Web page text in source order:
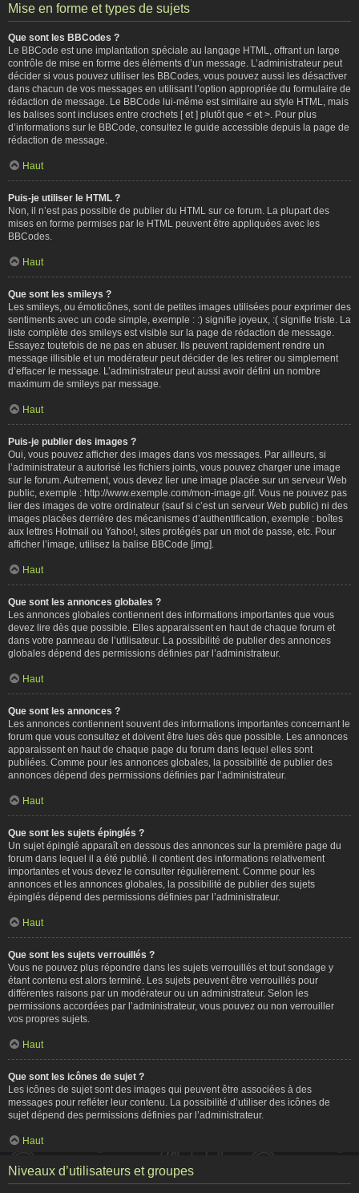
Mise en forme et types de sujets
Que sont les BBCodes ?
Le BBCode est une implantation spéciale au langage HTML, offrant un large
contrôle de mise en forme des éléments d’un message. L’administrateur peut
décider si vous pouvez utiliser les BBCodes, vous pouvez aussi les désactiver
dans chacun de vos messages en utilisant l’option appropriée du formulaire de
rédaction de message. Le BBCode lui-même est similaire au style HTML, mais
les balises sont incluses entre crochets [ et ] plutôt que < et >. Pour plus
d’informations sur le BBCode, consultez le guide accessible depuis la page de
rédaction de message.
Haut
Puis-je utiliser le HTML ?
Non, il n’est pas possible de publier du HTML sur ce forum. La plupart des
mises en forme permises par le HTML peuvent être appliquées avec les
BBCodes.
Haut
Que sont les smileys ?
Les smileys, ou émoticônes, sont de petites images utilisées pour exprimer des
sentiments avec un code simple, exemple : :) signifie joyeux, :( signifie triste. La
liste complète des smileys est visible sur la page de rédaction de message.
Essayez toutefois de ne pas en abuser. Ils peuvent rapidement rendre un
message illisible et un modérateur peut décider de les retirer ou simplement
d’effacer le message. L’administrateur peut aussi avoir défini un nombre
maximum de smileys par message.
Haut
Puis-je publier des images ?
Oui, vous pouvez afficher des images dans vos messages. Par ailleurs, si
l’administrateur a autorisé les fichiers joints, vous pouvez charger une image
sur le forum. Autrement, vous devez lier une image placée sur un serveur Web
public, exemple : http://www.exemple.com/mon-image.gif. Vous ne pouvez pas
lier des images de votre ordinateur (sauf si c’est un serveur Web public) ni des
images placées derrière des mécanismes d’authentification, exemple : boîtes
aux lettres Hotmail ou Yahoo!, sites protégés par un mot de passe, etc. Pour
afficher l’image, utilisez la balise BBCode [img].
Haut
Que sont les annonces globales ?
Les annonces globales contiennent des informations importantes que vous
devez lire dès que possible. Elles apparaissent en haut de chaque forum et
dans votre panneau de l’utilisateur. La possibilité de publier des annonces
globales dépend des permissions définies par l’administrateur.
Haut
Que sont les annonces ?
Les annonces contiennent souvent des informations importantes concernant le
forum que vous consultez et doivent être lues dès que possible. Les annonces
apparaissent en haut de chaque page du forum dans lequel elles sont
publiées. Comme pour les annonces globales, la possibilité de publier des
annonces dépend des permissions définies par l’administrateur.
Haut
Que sont les sujets épinglés ?
Un sujet épinglé apparaît en dessous des annonces sur la première page du
forum dans lequel il a été publié. il contient des informations relativement
importantes et vous devez le consulter régulièrement. Comme pour les
annonces et les annonces globales, la possibilité de publier des sujets
épinglés dépend des permissions définies par l’administrateur.
Haut
Que sont les sujets verrouillés ?
Vous ne pouvez plus répondre dans les sujets verrouillés et tout sondage y
étant contenu est alors terminé. Les sujets peuvent être verrouillés pour
différentes raisons par un modérateur ou un administrateur. Selon les
permissions accordées par l’administrateur, vous pouvez ou non verrouiller
vos propres sujets.
Haut
Que sont les icônes de sujet ?
Les icônes de sujet sont des images qui peuvent être associées à des
messages pour refléter leur contenu. La possibilité d’utiliser des icônes de
sujet dépend des permissions définies par l’administrateur.
Haut
Niveaux d’utilisateurs et groupes